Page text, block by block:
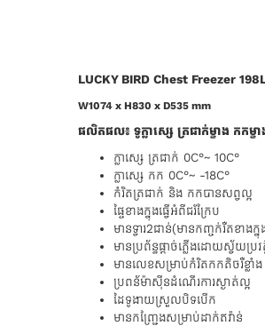
LUCKY BIRD Chest Freezer
W1074 x H830 x D535 mm
ផលិតផល៖ ទូក្លាស្សេ ត្រជាក់ម្ខាង កកម្ខា
ក្លាស្សេ ត្រជាក់ 0C°~ 10C°
ក្លាស្សេ កក 0C°~ -18C°
កំរិតត្រជាក់ និង កកបានសព្វល្អ
ផៃ្ទខាងក្នុងធ្វើអំពីជរ័ក្រែប
មានទ្វារ2ជាន់(មានកញ្ចក់រឺតខាងក្នុ
មានប្រព័ន្ធផ្តាច់ភ្លើងដោយស្វ័យប្រ
មានលេខសម្រាប់កំរិតកកតិចរឺខ្លាំង
ប្រពន័ម៉ាស៊ីនដំណើរការស្ងាត់ល្អ
ដៃទូងាយស្រួលបិទបើក
មានកញ្ជ្រែងសម្រាប់ដាក់ឥវ៉ាន់